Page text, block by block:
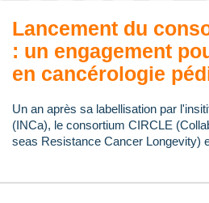
Lancement du
: un engagement
en cancérologie
Un an après sa labellisation par
(INCa), le consortium CIRCLE
seas Resistance Cancer Longevity)